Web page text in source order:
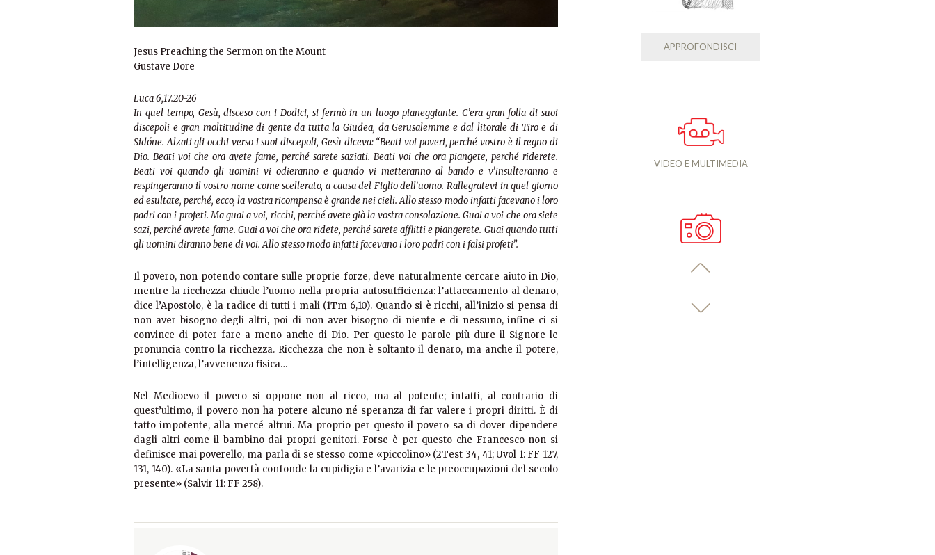
Jesus Preaching the Sermon on the Mount
Gustave Dore
Luca 6,17.20-26
In quel tempo, Gesù, disceso con i Dodici, si fermò in un luogo pianeggiante. C’era gran folla di suoi
discepoli e gran moltitudine di gente da tutta la Giudea, da Gerusalemme e dal litorale di Tiro e di
Sidóne. Alzati gli occhi verso i suoi discepoli, Gesù diceva: “Beati voi poveri, perché vostro è il regno di
Dio. Beati voi che ora avete fame, perché sarete saziati. Beati voi che ora piangete, perché riderete.
Beati voi quando gli uomini vi odieranno e quando vi metteranno al bando e v’insulteranno e
respingeranno il vostro nome come scellerato, a causa del Figlio dell’uomo. Rallegratevi in quel giorno
ed esultate, perché, ecco, la vostra ricompensa è grande nei cieli. Allo stesso modo infatti facevano i loro
padri con i profeti. Ma guai a voi, ricchi, perché avete già la vostra consolazione. Guai a voi che ora siete
sazi, perché avrete fame. Guai a voi che ora ridete, perché sarete afflitti e piangerete. Guai quando tutti
gli uomini diranno bene di voi. Allo stesso modo infatti facevano i loro padri con i falsi profeti”.
Il povero, non potendo contare sulle proprie forze, deve naturalmente cercare aiuto in Dio,
mentre la ricchezza chiude l’uomo nella propria autosufficienza: l’attaccamento al denaro,
dice l’Apostolo, è la radice di tutti i mali (1Tm 6,10). Quando si è ricchi, all’inizio si pensa di
non aver bisogno degli altri, poi di non aver bisogno di niente e di nessuno, infine ci si
convince di poter fare a meno anche di Dio. Per questo le parole più dure il Signore le
pronuncia contro la ricchezza. Ricchezza che non è soltanto il denaro, ma anche il potere,
l’intelligenza, l’avvenenza fisica…
Nel Medioevo il povero si oppone non al ricco, ma al potente; infatti, al contrario di
quest’ultimo, il povero non ha potere alcuno né speranza di far valere i propri diritti. È di
fatto impotente, alla mercé altrui. Ma proprio per questo il povero sa di dover dipendere
dagli altri come il bambino dai propri genitori. Forse è per questo che Francesco non si
definisce mai poverello, ma parla di se stesso come «piccolino» (2Test 34, 41; Uvol 1: FF 127,
131, 140). «La santa povertà confonde la cupidigia e l’avarizia e le preoccupazioni del secolo
presente» (Salvir 11: FF 258).
APPROFONDISCI
VIDEO E MULTIMEDIA